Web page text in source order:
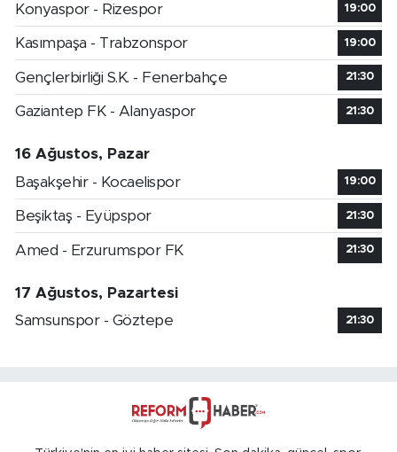
Konyaspor - Rizespor
19:00
Kasımpaşa - Trabzonspor 19:00
Gençlerbirliği S.K. - Fenerbahçe 21:30
Gaziantep FK - Alanyaspor 21:30
16 Ağustos, Pazar
Başakşehir - Kocaelispor
19:00
Beşiktaş - Eyüpspor 21:30
Amed - Erzurumspor FK 21:30
17 Ağustos, Pazartesi
Samsunspor - Göztepe
21:30